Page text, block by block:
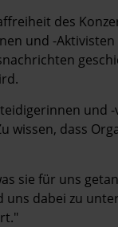
des
und -
und
wissen, dass
sie für uns
dabei zu